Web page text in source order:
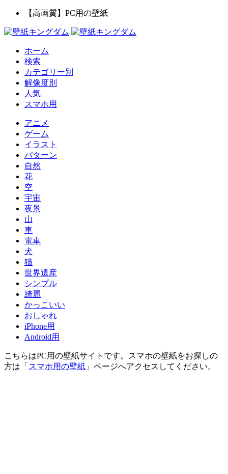
【高画質】PC用の壁紙
ホーム
検索
カテゴリー別
解像度別
人気
スマホ用
アニメ
ゲーム
イラスト
パターン
自然
花
空
宇宙
夜景
山
車
電車
犬
猫
世界遺産
シンプル
綺麗
かっこいい
おしゃれ
iPhone用
Android用
こちらはPC用の壁紙サイトです。スマホの壁紙をお探しの
方は「 スマホ用の壁紙 」ページへアクセスしてください。